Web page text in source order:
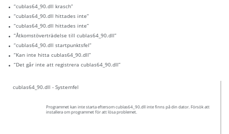
“cublas64_90.dll krasch”
“cublas64_90.dll hittades inte”
“cublas64_90.dll hittades inte”
“Åtkomstöverträdelse till cublas64_90.dll”
“cublas64_90.dll startpunktsfel”
“Kan inte hitta cublas64_90.dll”
“Det går inte att registrera cublas64_90.dll”
cublas64_90.dll - Systemfel
Programmet kan inte starta eftersom cublas64_90.dll inte finns på din dator. Försök att
installera om programmet för att lösa problemet.